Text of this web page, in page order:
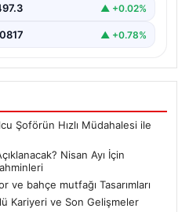
▲ +0.02%
▲ +0.78%
Şoförün Hızlı Müdahalesi ile
Nisan Ayı İçin
ve bahçe mutfağı Tasarımları
Kariyeri ve Son Gelişmeler